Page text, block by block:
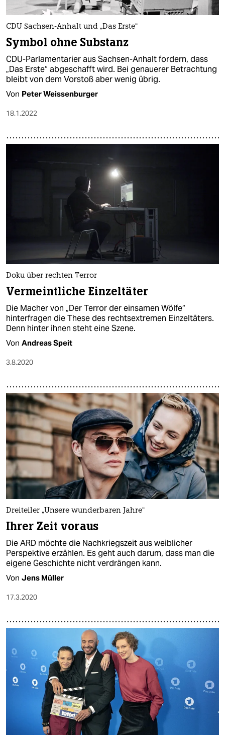
CDU Sachsen-Anhalt und „Das Erste“
Symbol ohne Substanz
CDU-Parlamentarier aus Sachsen-Anhalt fordern, dass
„Das Erste“ abgeschafft wird. Bei genauerer Betrachtung
bleibt von dem Vorstoß aber wenig übrig.
Von Peter Weissenburger
18.1.2022
Doku über rechten Terror
Vermeintliche Einzeltäter
Die Macher von „Der Terror der einsamen Wölfe“
hinterfragen die These des rechtsextremen Einzeltäters.
Denn hinter ihnen steht eine Szene.
Von Andreas Speit
3.8.2020
Dreiteiler „Unsere wunderbaren Jahre“
Ihrer Zeit voraus
Die ARD möchte die Nachkriegszeit aus weiblicher
Perspektive erzählen. Es geht auch darum, dass man die
eigene Geschichte nicht verdrängen kann.
Von Jens Müller
17.3.2020